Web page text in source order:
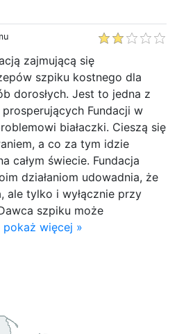
zajmującą się
szpiku kostnego dla
dorosłych. Jest to jedna z
Fundacji w
białaczki. Cieszą się
a co za tym idzie
całym świecie. Fundacja
działaniom udowadnia, że
ale tylko i wyłącznie przy
szpiku może
pokaż więcej »